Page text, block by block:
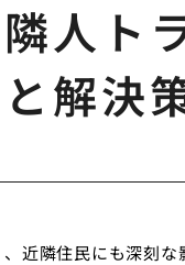
人ト
解決
近隣住民にも深刻